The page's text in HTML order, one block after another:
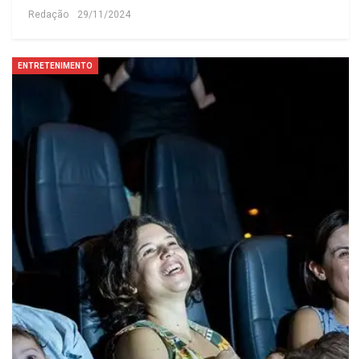
Redação 29/11/2024
ENTRETENIMENTO